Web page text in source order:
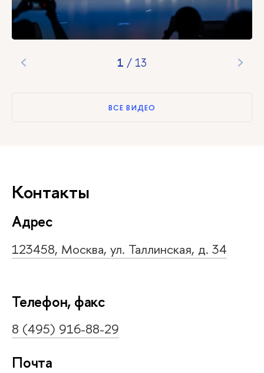
1 / 13
ВСЕ ВИДЕО
Контакты
Адрес
123458, Москва, ул. Таллинская, д. 34
Телефон, факс
8 (495) 916-88-29
Почта